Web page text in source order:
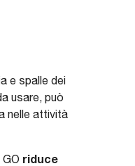
e spalle dei
usare, può
nelle attività
riduce